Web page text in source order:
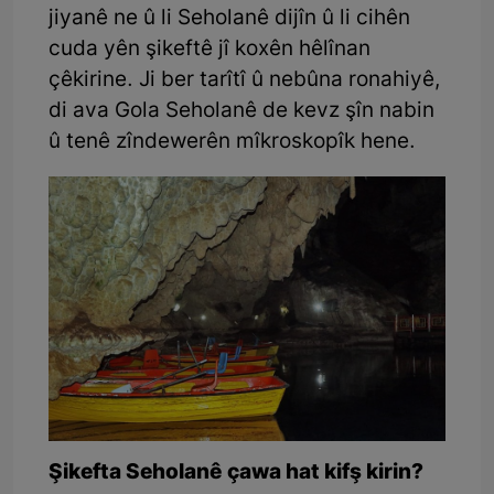
jiyanê ne û li Seholanê dijîn û li cihên
cuda yên şikeftê jî koxên hêlînan
çêkirine. Ji ber tarîtî û nebûna ronahiyê,
di ava Gola Seholanê de kevz şîn nabin
û tenê zîndewerên mîkroskopîk hene.
Şikefta Seholanê çawa hat kifş kirin?